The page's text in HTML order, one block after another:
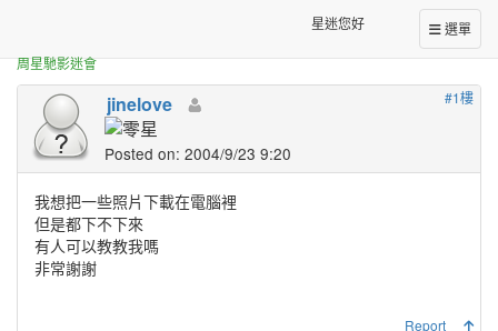
選單
星迷您好
周星馳影迷會
照片區的照片是可以下載的嗎?
#1樓
jinelove
Posted on: 2004/9/23 9:20
我想把一些照片下載在電腦裡
但是都下不下來
有人可以教教我嗎
非常謝謝
Report